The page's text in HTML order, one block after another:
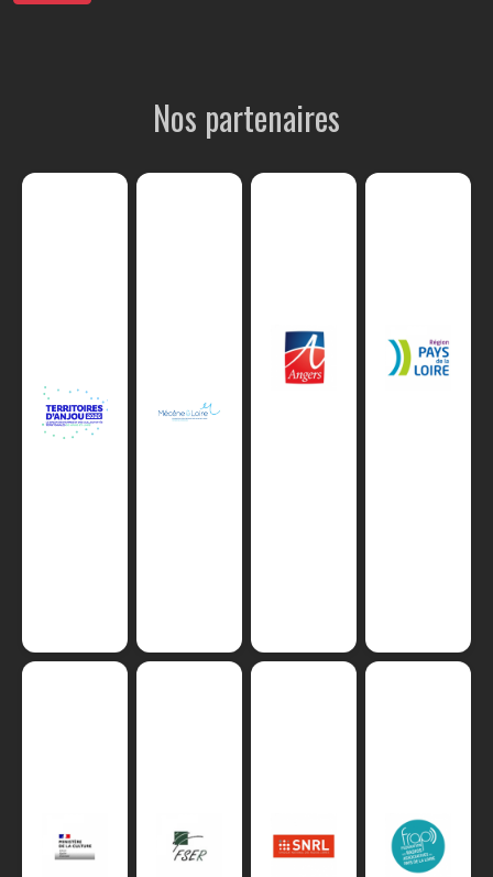
Nos partenaires